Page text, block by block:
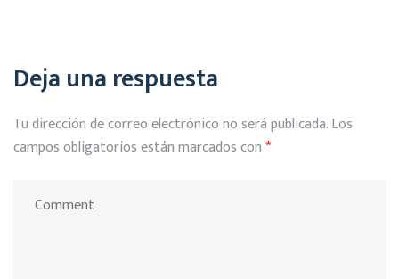
Deja una respuesta
Tu dirección de correo electrónico no será publicada.Los
campos obligatorios están marcados con*